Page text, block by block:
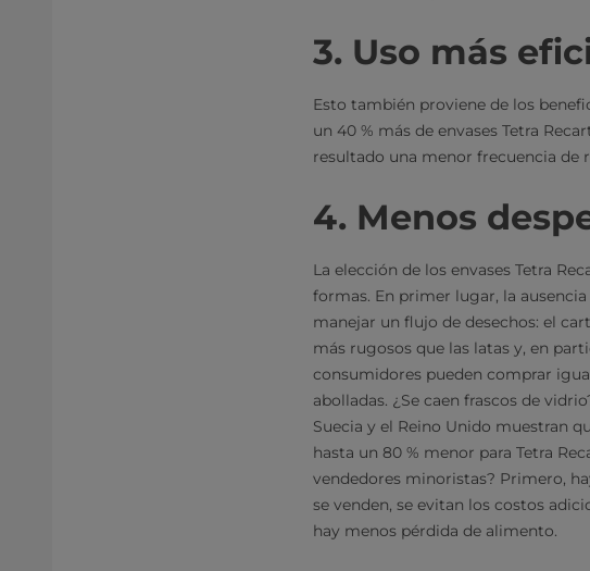
3. Uso más
Esto también proviene de los
un 40 % más de envases Tetra
resultado una menor frecuencia de
4. Menos
La elección de los envases Tetra
formas. En primer lugar, la
manejar un flujo de desechos: el
más rugosos que las latas y, en
consumidores pueden comprar
abolladas. ¿Se caen frascos de
Suecia y el Reino Unido muestran
hasta un 80 % menor para Tetra
vendedores minoristas? Primero,
se venden, se evitan los costos
hay menos pérdida de alimento.